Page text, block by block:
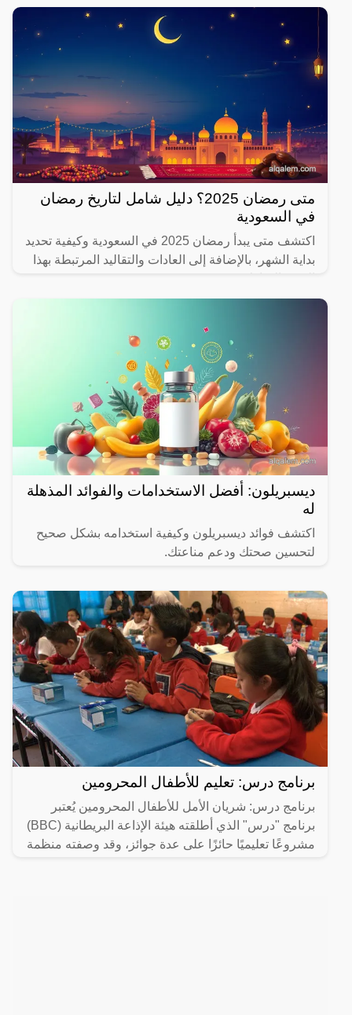
متى رمضان 2025؟ دليل شامل لتاريخ رمضان
في السعودية
اكتشف متى يبدأ رمضان 2025 في السعودية وكيفية تحديد
بداية الشهر، بالإضافة إلى العادات والتقاليد المرتبطة بهذا
ديسبريلون: أفضل الاستخدامات والفوائد المذهلة
له
اكتشف فوائد ديسبريلون وكيفية استخدامه بشكل صحيح
لتحسين صحتك ودعم مناعتك.
برنامج درس: تعليم للأطفال المحرومين
برنامج درس: شريان الأمل للأطفال المحرومين يُعتبر
برنامج "درس" الذي أطلقته هيئة الإذاعة البريطانية (BBC)
مشروعًا تعليميًا حائزًا على عدة جوائز، وقد وصفته منظمة